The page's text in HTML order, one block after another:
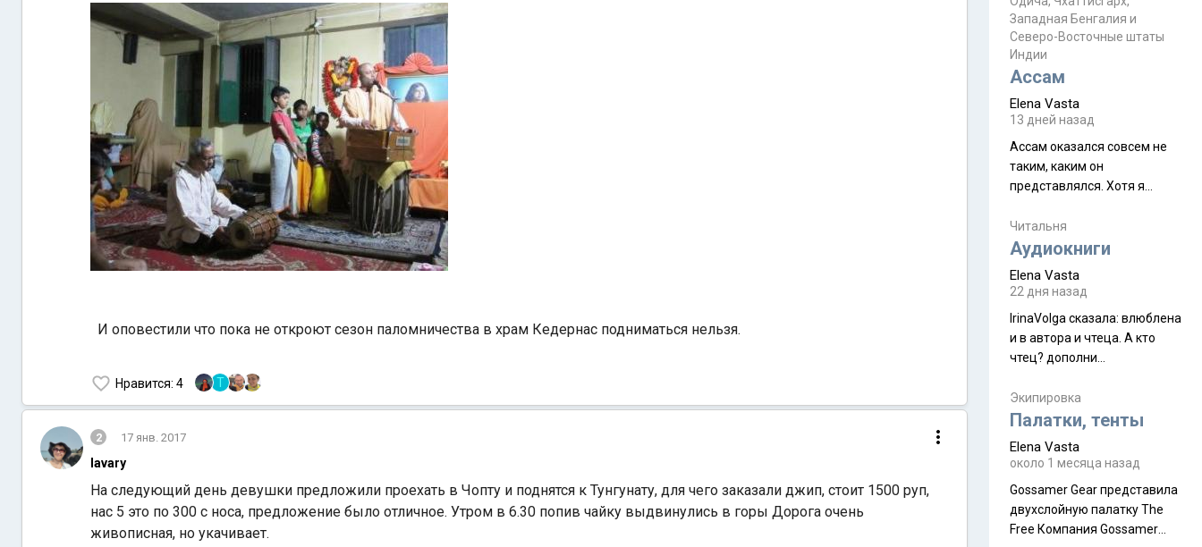
И оповестили что пока не откроют сезон паломничества в храм Кедернас подниматься нельзя.
Нравится: 4 Т
2 17 янв. 2017
lavary
На следующий день девушки предложили проехать в Чопту и поднятся к Тунгунату, для чего заказали джип, стоит 1500 руп,
нас 5 это по 300 с носа, предложение было отличное. Утром в 6.30 попив чайку выдвинулись в горы Дорога очень
живописная, но укачивает.
Пока
знакомых вот так увели
аккаунты
Западная Бенгалия и
Северо-Восточные штаты
Индии
Ассам
Elena Vasta
13 дней назад
Ассам оказался совсем не
таким, каким он
представлялся. Хотя я
краешек, но все же схватила
ауру штата, как-то он меня
природа, мягкие
такая как бы переходная
ступень между привычной
нам Индией и остальными
надеюсь увидеть.
Читальня
Аудиокниги
Elena Vasta
22 дня назад
IrinaVolga сказалa: влюблена
и в автора и чтеца. А кто
чтец? дополни
Экипировка
Палатки, тенты
Elena Vasta
около 1 месяца назад
Gossamer Gear представила
двухслойную палатку The
Free Компания Gossamer